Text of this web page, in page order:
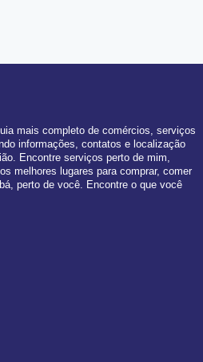
mais completo de comércios, serviços
informações, contatos e localização
Encontre serviços perto de mim,
melhores lugares para comprar, comer
perto de você. Encontre o que você